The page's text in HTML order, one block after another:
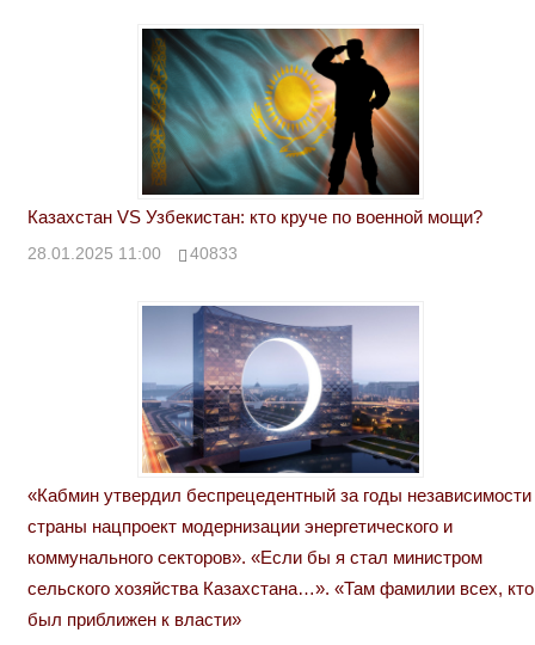
Казахстан VS Узбекистан: кто круче по военной мощи?
28.01.2025 11:00 40833
«Кабмин утвердил беспрецедентный за годы независимости
страны нацпроект модернизации энергетического и
коммунального секторов». «Если бы я стал министром
сельского хозяйства Казахстана…». «Там фамилии всех, кто
был приближен к власти»